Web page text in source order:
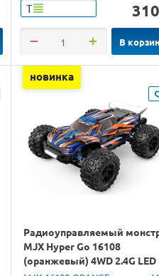
Т 310
В
новинка
Радиоуправляемый
MJX Hyper Go 16108
(оранжевый) 4WD 2.4G LED